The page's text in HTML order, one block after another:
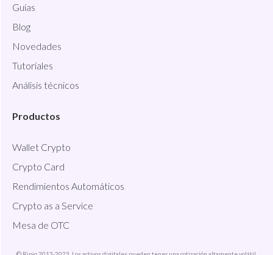
Guías
Blog
Novedades
Tutoriales
Análisis técnicos
Productos
Wallet Crypto
Crypto Card
Rendimientos Automáticos
Crypto as a Service
Mesa de OTC